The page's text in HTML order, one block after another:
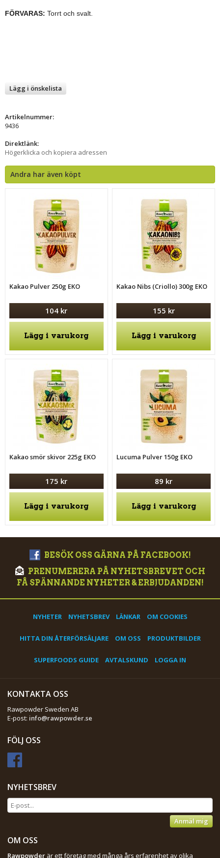
FÖRVARAS: Torrt och svalt.
Lägg i önskelista
Artikelnummer:
9436
Direktlänk:
Högerklicka och kopiera adressen
Andra har även köpt
Kakao Pulver 250g EKO
104 kr
Lägg i varukorg
Kakao Nibs (Criollo) 300g EKO
155 kr
Lägg i varukorg
Kakao smör skivor 225g EKO
175 kr
Lägg i varukorg
Lucuma Pulver 150g EKO
89 kr
Lägg i varukorg
BESÖK OSS GÄRNA PÅ FACEBOOK!
PRENUMERERA PÅ NYHETSBREVET OCH
FÅ SPÄNNANDE NYHETER & ERBJUDANDEN!
NYHETER NYHETSBREV LÄNKAR OM COOKIES
HITTA DIN ÅTERFÖRSÄLJARE OM OSS PRODUKTBILDER
SUPERFOODS GUIDE AVTALSKUND LOGGA IN
KONTAKTA OSS
Rawpowder Sweden AB
E-post: info@rawpowder.se
FÖLJ OSS
NYHETSBREV
Anmäl mig
OM OSS
Rawpowder är ett företag med många års erfarenhet av olika